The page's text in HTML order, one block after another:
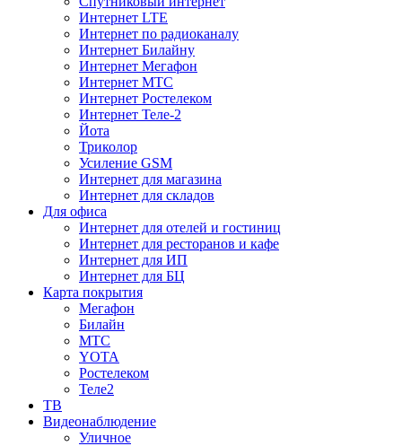
Интернет LTE
Интернет по радиоканалу
Интернет Билайну
Интернет Мегафон
Интернет МТС
Интернет Ростелеком
Интернет Теле-2
Йота
Триколор
Усиление GSM
Интернет для магазина
Интернет для складов
Для офиса
Интернет для отелей и гостиниц
Интернет для ресторанов и кафе
Интернет для ИП
Интернет для БЦ
Карта покрытия
Мегафон
Билайн
МТС
YOTA
Ростелеком
Теле2
ТВ
Видеонаблюдение
Уличное